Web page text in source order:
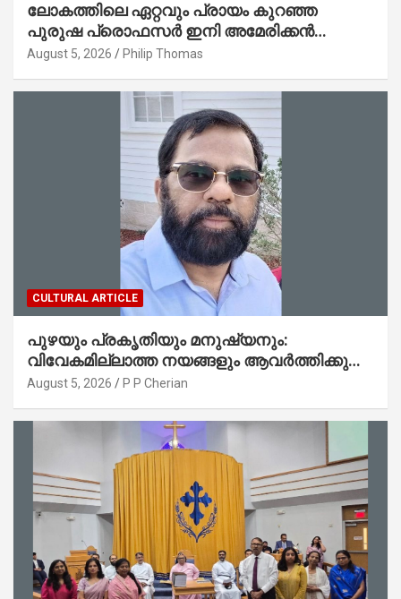
ലോകത്തിലെ ഏറ്റവും പ്രായം കുറഞ്ഞ
പുരുഷ പ്രൊഫസർ ഇനി അമേരിക്കൻ
മലയാളി നേഥൻ തോമസ്
August 5, 2026 Philip Thomas
CULTURAL ARTICLE
പുഴയും പ്രകൃതിയും മനുഷ്യനും:
വിവേകമില്ലാത്ത നയങ്ങളും ആവർത്തിക്കുന്ന
ദുരന്തങ്ങളും : റവ. ജെയിംസ് കെ.
August 5, 2026 P P Cherian